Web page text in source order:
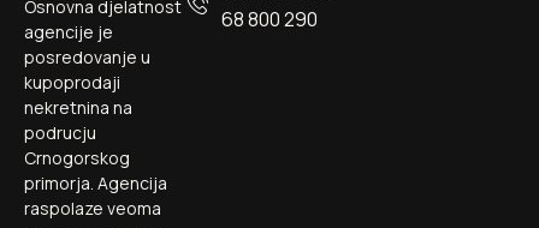
68 800 290
Osnovna djelatnost
agencije je
posredovanje u
kupoprodaji
nekretnina na
podrucju
Crnogorskog
primorja. Agencija
raspolaze veoma